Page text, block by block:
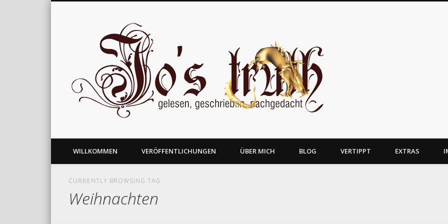
gelesen, geschrieben und nachgedacht
WILLKOMMEN VERÖFFENTLICHUNGEN ÜBER MICH BLOG VERTIPPT EXTRAS
CURRENTLY BROWSING TAG
Weihnachten